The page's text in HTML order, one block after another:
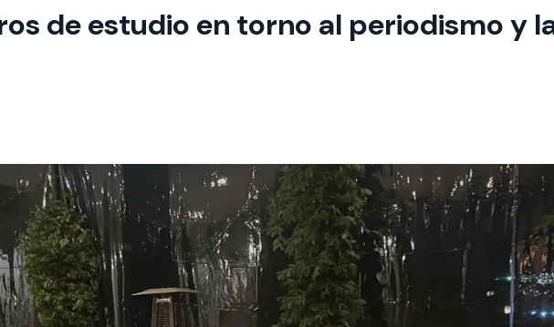
de estudio en torno al periodismo y